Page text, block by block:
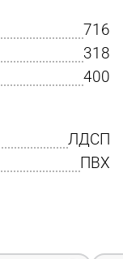
716
318
400
ЛДСП
ПВХ